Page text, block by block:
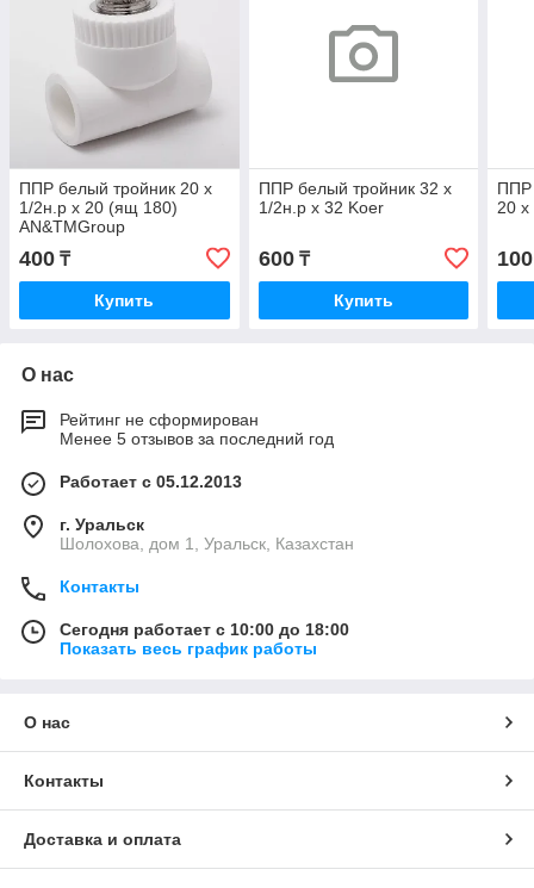
ППР белый тройник 20 х
1/2н.р х 20 (ящ 180)
AN&TMGroup
400 ₸
Купить
ППР белый тройник 32 х
1/2н.р х 32 Koer
600₸
Купить
ППР
20
100
О нас
Рейтинг не сформирован
Менее 5 отзывов за последний год
Работает с 05.12.2013
г. Уральск
Шолохова, дом 1, Уральск, Казахстан
Контакты
Сегодня работает с 10:00 до 18:00
Показать весь график работы
О нас
Контакты
Доставка и оплата